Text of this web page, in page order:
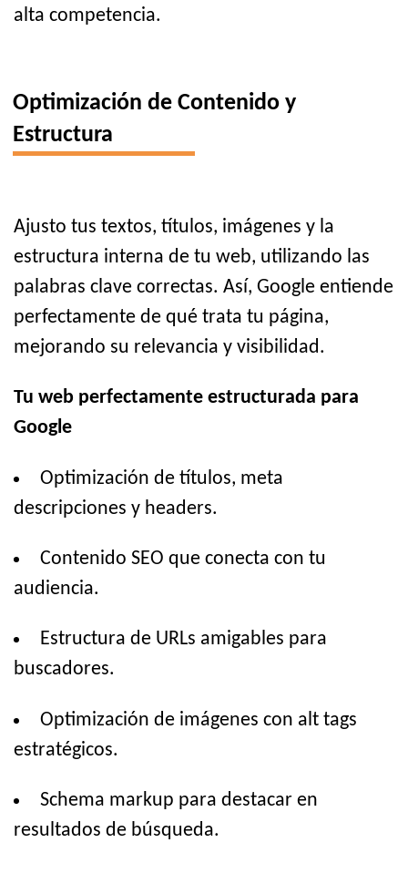
alta competencia.
Optimización de Contenido y
Estructura
Ajusto tus textos, títulos, imágenes y la
estructura interna de tu web, utilizando las
palabras clave correctas. Así, Google entiende
perfectamente de qué trata tu página,
mejorando su relevancia y visibilidad.
Tu web perfectamente estructurada para
Google
Optimización de títulos, meta
descripciones y headers.
Contenido SEO que conecta con tu
audiencia.
Estructura de URLs amigables para
buscadores.
Optimización de imágenes con alt tags
estratégicos.
Schema markup para destacar en
resultados de búsqueda.